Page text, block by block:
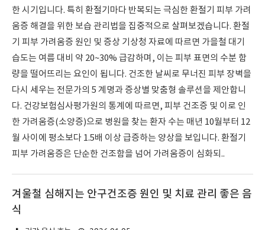
한 시기입니다. 특히 환절기마다 반복되는 극심한 환절기 피부 가려
움증 해결을 위한 보습 관리법을 집중적으로 살펴보겠습니다. 환절
기 피부 가려움증 원인 및 증상 기상청 자료에 따르면 가을철 대기
습도는 여름 대비 약 20~30% 급감하며, 이는 피부 표면의 수분 함
량을 떨어뜨리는 요인이 됩니다. 건조한 날씨로 무너진 피부 장벽을
다시 세우는 전문가의 5 계명과 증상별 맞춤형 솔루션을 제안합니
다. 건강보험심사평가원의 통계에 따르면, 피부 건조증 및 이로 인
한 가려움증(소양증)으로 병원을 찾는 환자 수는 매년 10월부터 12
월 사이에 평소보다 1.5배 이상 급증하는 양상을 보입니다. 환절기
피부 가려움증은 단순한 건조함을 넘어 가려움증이 심화되..
겨울철 심해지는 안구건조증 원인 및 치료 관리 좋은 음
식